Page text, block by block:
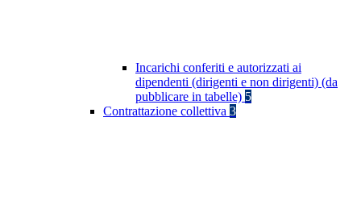
Incarichi conferiti e autorizzati ai
dipendenti (dirigenti e non dirigenti) (da
pubblicare in tabelle) 5
Contrattazione collettiva 3